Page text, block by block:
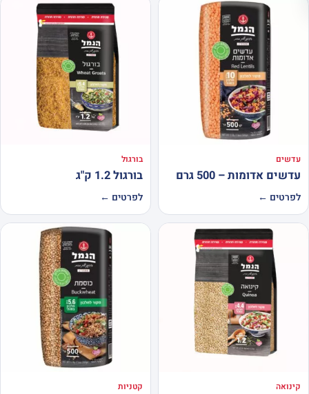
עדשים
עדשים אדומות – 500 גרם
לפרטים ←
בורגול
בורגול 1.2 ק"ג
לפרטים ←
קינואה קטניות